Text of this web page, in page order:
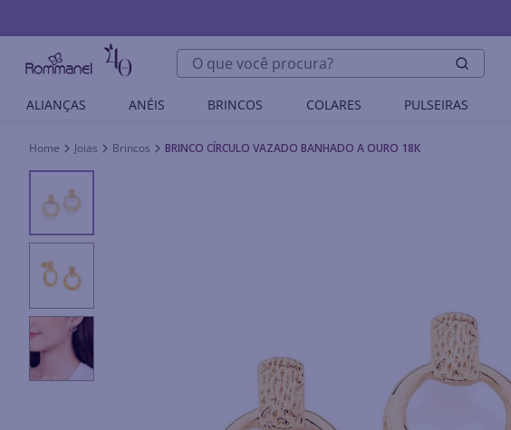
O que você procura?
ALIANÇAS ANÉIS BRINCOS COLARES PULSEIRAS
Joias Brincos BRINCO CÍRCULO VAZADO BANHADO A OURO 18K